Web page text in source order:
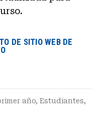
DE SITIO WEB DE
año, Estudiantes,